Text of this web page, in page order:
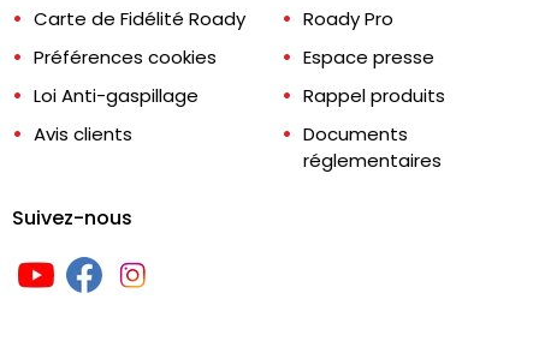
Carte de Fidélité Roady
Préférences cookies
Loi Anti-gaspillage
Avis clients
Roady Pro
Espace presse
Rappel produits
Documents
réglementaires
Suivez-nous